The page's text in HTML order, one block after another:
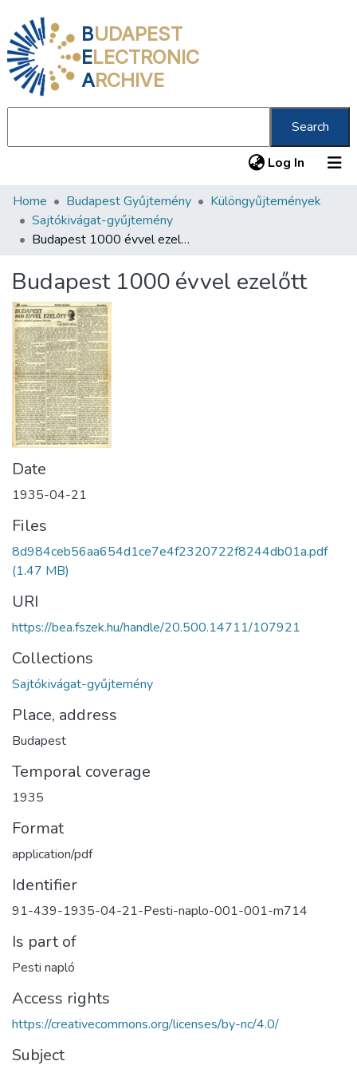
BUDAPEST
ELECTRONIC
ARCHIVE
Search
Log In (current)
Communities & Collections
All of DSpace
About us
Home Budapest Gyűjtemény
Különgyűjtemények
Sajtókivágat-gyűjtemény
Budapest 1000 évvel ezelőtt
Budapest 1000 évvel ezelőtt
Date
1935-04-21
Files
8d984ceb56aa654d1ce7e4f2320722f8244db01a.pdf
(1.47 MB)
URI
https://bea.fszek.hu/handle/20.500.14711/107921
Collections
Sajtókivágat-gyűjtemény
Place, address
Budapest
Temporal coverage
1935
Format
application/pdf
Identifier
91-439-1935-04-21-Pesti-naplo-001-001-m714
Is part of
Pesti napló
Access rights
https://creativecommons.org/licenses/by-nc/4.0/
Subject